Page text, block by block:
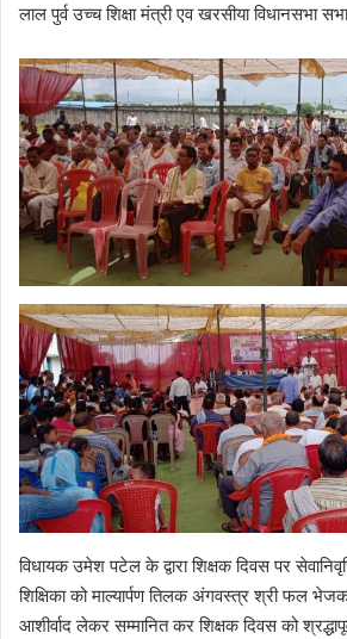
लाल पुर्व उच्च शिक्षा मंत्री एव खरसीया विधानसभा
विधायक उमेश पटेल के द्वारा शिक्षक दिवस पर
शिक्षिका को माल्यार्पण तिलक अंगवस्त्र श्री फल
आशीर्वाद लेकर सम्मानित कर शिक्षक दिवस को